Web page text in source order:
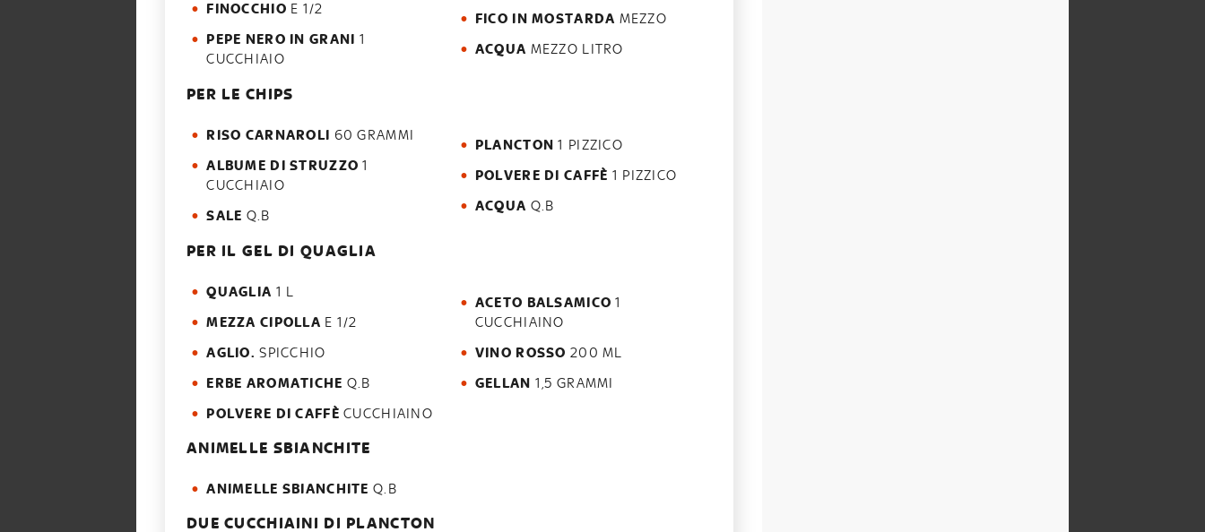
FINOCCHIO E 1/2
PEPE NERO IN GRANI 1
CUCCHIAIO
FICO IN MOSTARDA MEZZO
ACQUA MEZZO LITRO
PER LE CHIPS
RISO CARNAROLI 60 GRAMMI
ALBUME DI STRUZZO 1
CUCCHIAIO
SALE Q.B
PLANCTON 1 PIZZICO
POLVERE DI CAFFÈ 1 PIZZICO
ACQUA Q.B
PER IL GEL DI QUAGLIA
QUAGLIA 1 L
MEZZA CIPOLLA E 1/2
AGLIO. SPICCHIO
ERBE AROMATICHE Q.B
POLVERE DI CAFFÈ CUCCHIAINO
ACETO BALSAMICO 1
CUCCHIAINO
VINO ROSSO 200 ML
GELLAN 1,5 GRAMMI
ANIMELLE SBIANCHITE
ANIMELLE SBIANCHITE Q.B
DUE CUCCHIAINI DI PLANCTON